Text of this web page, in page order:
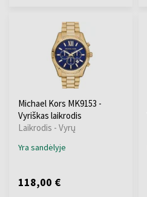
Michael Kors MK9153 -
Vyriškas laikrodis
Laikrodis - Vyrų
Yra sandėlyje
118,00 €